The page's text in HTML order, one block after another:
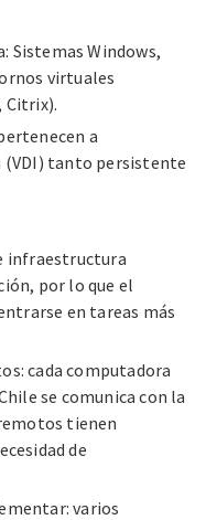
Sistemas Windows,
virtuales
Citrix).
a
tanto persistente
infraestructura
por lo que el
en tareas más
cada computadora
se comunica con la
tienen
de
varios